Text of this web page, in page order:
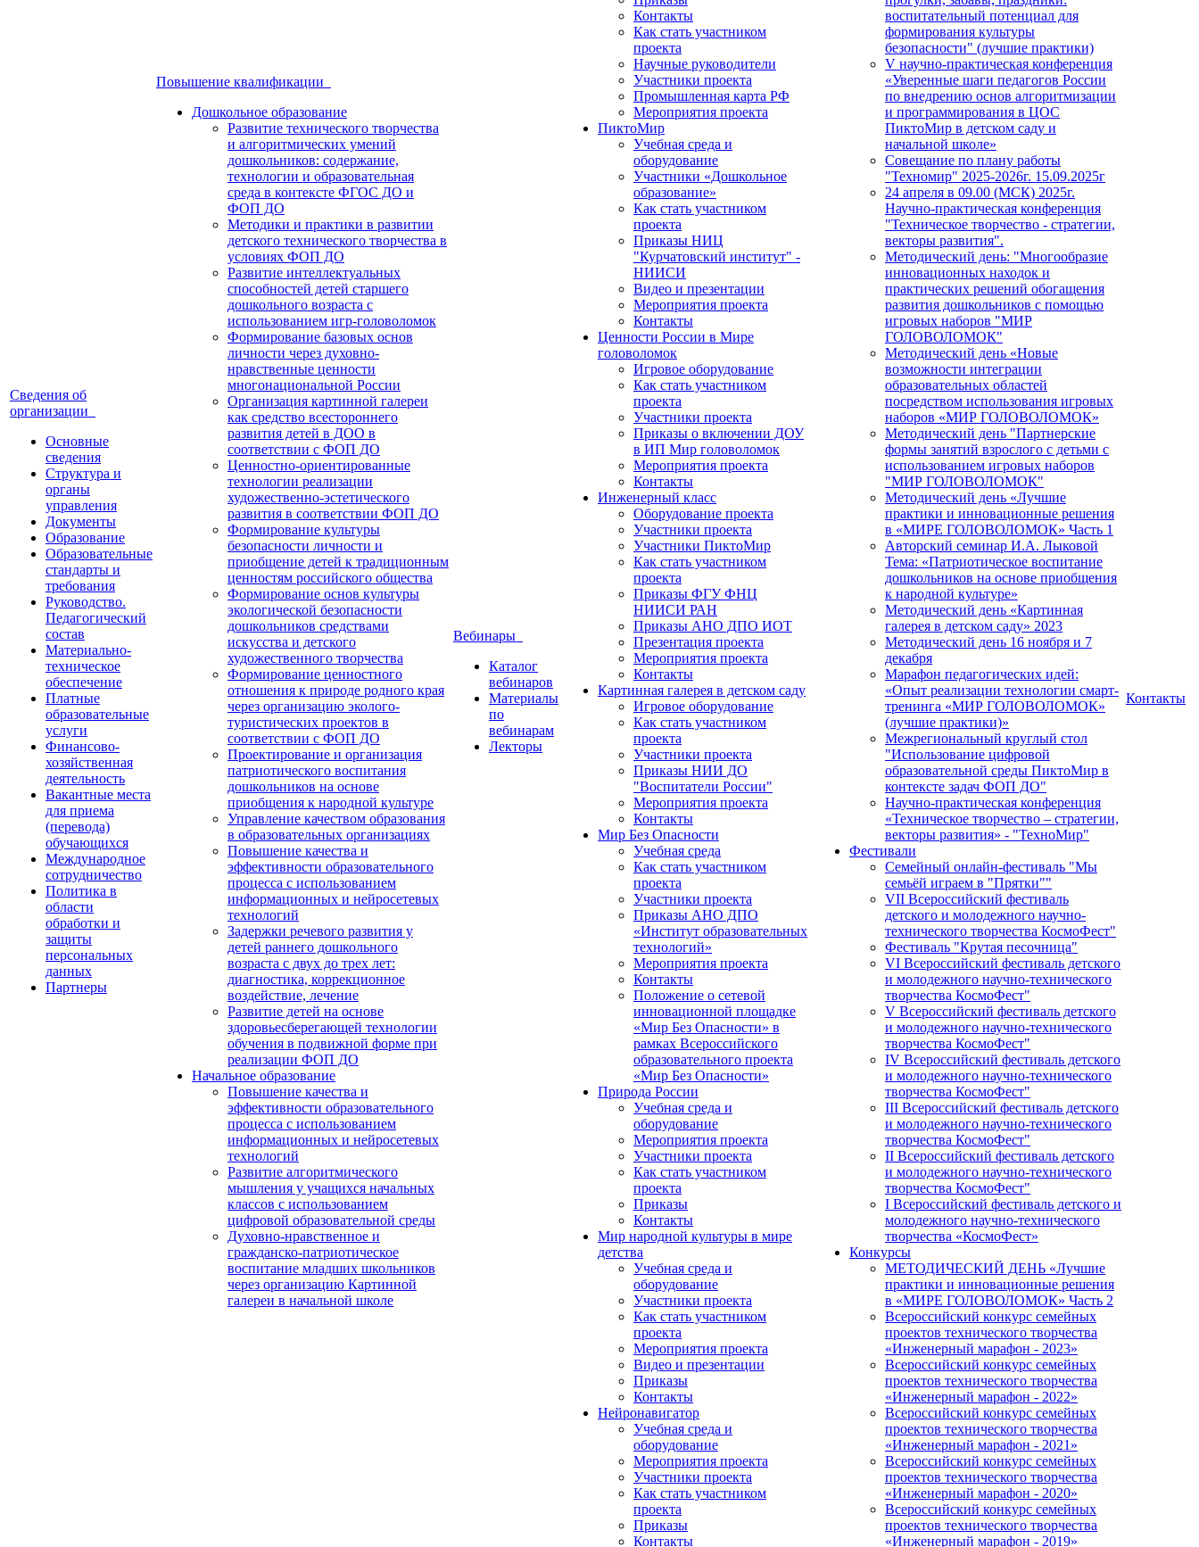
Сведения об
организации
Основные
сведения
Структура и
органы
управления
Документы
Образование
Образовательные
стандарты и
требования
Руководство.
Педагогический
состав
Материально-
техническое
обеспечение
Платные
образовательные
услуги
Финансово-
хозяйственная
деятельность
Вакантные места
для приема
(перевода)
обучающихся
Международное
сотрудничество
Политика в
области
обработки и
защиты
персональных
данных
Партнеры
Повышение квалификации
Дошкольное образование
Развитие технического творчества
и алгоритмических умений
дошкольников: содержание,
технологии и образовательная
среда в контексте ФГОС ДО и
ФОП ДО
Методики и практики в развитии
детского технического творчества в
условиях ФОП ДО
Развитие интеллектуальных
способностей детей старшего
дошкольного возраста с
использованием игр-головоломок
Формирование базовых основ
личности через духовно-
нравственные ценности
многонациональной России
Организация картинной галереи
как средство всестороннего
развития детей в ДОО в
соответствии с ФОП ДО
Ценностно-ориентированные
технологии реализации
художественно-эстетического
развития в соответствии ФОП ДО
Формирование культуры
безопасности личности и
приобщение детей к традиционным
ценностям российского общества
Формирование основ культуры
экологической безопасности
дошкольников средствами
искусства и детского
художественного творчества
Формирование ценностного
отношения к природе родного края
через организацию эколого-
туристических проектов в
соответствии с ФОП ДО
Проектирование и организация
патриотического воспитания
дошкольников на основе
приобщения к народной культуре
Управление качеством образования
в образовательных организациях
Повышение качества и
эффективности образовательного
процесса с использованием
информационных и нейросетевых
технологий
Задержки речевого развития у
детей раннего дошкольного
возраста с двух до трех лет:
диагностика, коррекционное
воздействие, лечение
Развитие детей на основе
здоровьесберегающей технологии
обучения в подвижной форме при
реализации ФОП ДО
Начальное образование
Повышение качества и
эффективности образовательного
процесса с использованием
информационных и нейросетевых
технологий
Развитие алгоритмического
мышления у учащихся начальных
классов с использованием
цифровой образовательной среды
Духовно-нравственное и
гражданско-патриотическое
воспитание младших школьников
через организацию Картинной
галереи в начальной школе
Вебинары
Каталог
вебинаров
Материалы
по
вебинарам
Лекторы
Контакты
Как стать участником
проекта
Научные руководители
Участники проекта
Промышленная карта РФ
Мероприятия проекта
ПиктоМир
Учебная среда и
оборудование
Участники «Дошкольное
образование»
Как стать участником
проекта
Приказы НИЦ
"Курчатовский институт" -
НИИСИ
Видео и презентации
Мероприятия проекта
Контакты
Ценности России в Мире
головоломок
Игровое оборудование
Как стать участником
проекта
Участники проекта
Приказы о включении ДОУ
в ИП Мир головоломок
Мероприятия проекта
Контакты
Инженерный класс
Оборудование проекта
Участники проекта
Участники ПиктоМир
Как стать участником
проекта
Приказы ФГУ ФНЦ
НИИСИ РАН
Приказы АНО ДПО ИОТ
Презентация проекта
Мероприятия проекта
Контакты
Картинная галерея в детском саду
Игровое оборудование
Как стать участником
проекта
Участники проекта
Приказы НИИ ДО
"Воспитатели России"
Мероприятия проекта
Контакты
Мир Без Опасности
Учебная среда
Как стать участником
проекта
Участники проекта
Приказы АНО ДПО
«Институт образовательных
технологий»
Мероприятия проекта
Контакты
Положение о сетевой
инновационной площадке
«Мир Без Опасности» в
рамках Всероссийского
образовательного проекта
«Мир Без Опасности»
Природа России
Учебная среда и
оборудование
Мероприятия проекта
Участники проекта
Как стать участником
проекта
Приказы
Контакты
Мир народной культуры в мире
детства
Учебная среда и
оборудование
Участники проекта
Как стать участником
проекта
Мероприятия проекта
Видео и презентации
Приказы
Контакты
Нейронавигатор
Учебная среда и
оборудование
Мероприятия проекта
Участники проекта
Как стать участником
проекта
Приказы
Контакты
воспитательный потенциал для
формирования культуры
безопасности" (лучшие практики)
V научно-практическая конференция
«Уверенные шаги педагогов России
по внедрению основ алгоритмизации
и программирования в ЦОС
ПиктоМир в детском саду и
начальной школе»
Совещание по плану работы
"Техномир" 2025-2026г. 15.09.2025г
24 апреля в 09.00 (МСК) 2025г.
Научно-практическая конференция
"Техническое творчество - стратегии,
векторы развития".
Методический день: "Многообразие
инновационных находок и
практических решений обогащения
развития дошкольников с помощью
игровых наборов "МИР
ГОЛОВОЛОМОК"
Методический день «Новые
возможности интеграции
образовательных областей
посредством использования игровых
наборов «МИР ГОЛОВОЛОМОК»
Методический день "Партнерские
формы занятий взрослого с детьми с
использованием игровых наборов
"МИР ГОЛОВОЛОМОК"
Методический день «Лучшие
практики и инновационные решения
в «МИРЕ ГОЛОВОЛОМОК» Часть 1
Авторский семинар И.А. Лыковой
Тема: «Патриотическое воспитание
дошкольников на основе приобщения
к народной культуре»
Методический день «Картинная
галерея в детском саду» 2023
Методический день 16 ноября и 7
декабря
Марафон педагогических идей:
«Опыт реализации технологии смарт-
тренинга «МИР ГОЛОВОЛОМОК»
(лучшие практики)»
Межрегиональный круглый стол
"Использование цифровой
образовательной среды ПиктоМир в
контексте задач ФОП ДО"
Научно-практическая конференция
«Техническое творчество – стратегии,
векторы развития» - "ТехноМир"
Фестивали
Семейный онлайн-фестиваль "Мы
семьёй играем в "Прятки""
VII Всероссийский фестиваль
детского и молодежного научно-
технического творчества КосмоФест"
Фестиваль "Крутая песочница"
VI Всероссийский фестиваль детского
и молодежного научно-технического
творчества КосмоФест"
V Всероссийский фестиваль детского
и молодежного научно-технического
творчества КосмоФест"
IV Всероссийский фестиваль детского
и молодежного научно-технического
творчества КосмоФест"
III Всероссийский фестиваль детского
и молодежного научно-технического
творчества КосмоФест"
II Всероссийский фестиваль детского
и молодежного научно-технического
творчества КосмоФест"
I Всероссийский фестиваль детского и
молодежного научно-технического
творчества «КосмоФест»
Конкурсы
МЕТОДИЧЕСКИЙ ДЕНЬ «Лучшие
практики и инновационные решения
в «МИРЕ ГОЛОВОЛОМОК» Часть 2
Всероссийский конкурс семейных
проектов технического творчества
«Инженерный марафон - 2023»
Всероссийский конкурс семейных
проектов технического творчества
«Инженерный марафон - 2022»
Всероссийский конкурс семейных
проектов технического творчества
«Инженерный марафон - 2021»
Всероссийский конкурс семейных
проектов технического творчества
«Инженерный марафон - 2020»
Всероссийский конкурс семейных
проектов технического творчества
«Инженерный марафон - 2019»
Контакты